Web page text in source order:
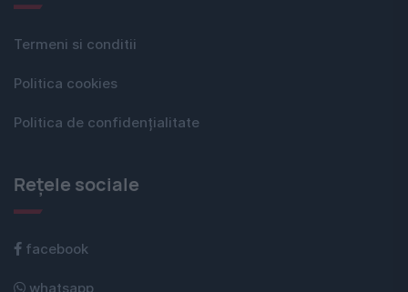
Termeni si conditii
Politica cookies
Politica de confidențialitate
Rețele sociale
facebook
whatsapp